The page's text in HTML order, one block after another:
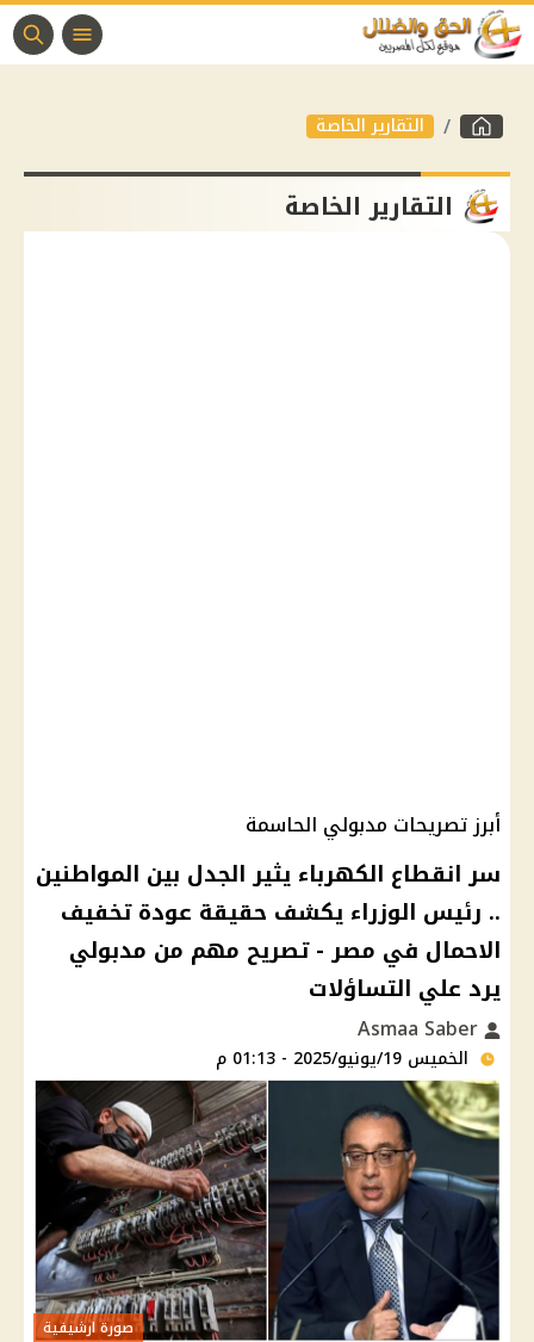
التقارير الخاصة
التقارير الخاصة
أبرز تصريحات مدبولي الحاسمة
سر انقطاع الكهرباء يثير الجدل بين المواطنين
.. رئيس الوزراء يكشف حقيقة عودة تخفيف
الاحمال في مصر - تصريح مهم من مدبولي
يرد علي التساؤلات
الخميس 19/يونيو/2025 - 01:13 م
صورة ارشيفية